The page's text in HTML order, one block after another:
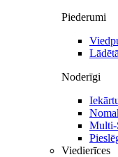
Piederumi
Noderīgi
Viedierīces